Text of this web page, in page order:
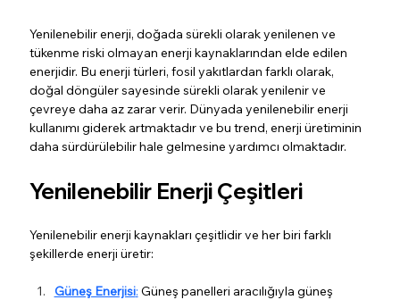
Yenilenebilir enerji, doğada sürekli olarak yenilenen ve
tükenme riski olmayan enerji kaynaklarından elde edilen
enerjidir. Bu enerji türleri, fosil yakıtlardan farklı olarak,
doğal döngüler sayesinde sürekli olarak yenilenir ve
çevreye daha az zarar verir. Dünyada yenilenebilir enerji
kullanımı giderek artmaktadır ve bu trend, enerji üretiminin
daha sürdürülebilir hale gelmesine yardımcı olmaktadır.
Yenilenebilir Enerji Çeşitleri
Yenilenebilir enerji kaynakları çeşitlidir ve her biri farklı
şekillerde enerji üretir:
Güneş Enerjisi: Güneş panelleri aracılığıyla güneş